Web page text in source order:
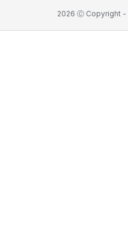
2026 Ⓒ Copyright -